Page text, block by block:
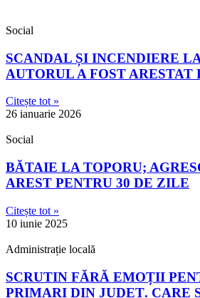
Social
SCANDAL ȘI INCENDIERE
AUTORUL A FOST ARESTAT
Citește tot »
26 ianuarie 2026
Social
BĂTAIE LA TOPORU;
AREST PENTRU 30 DE ZILE
Citește tot »
10 iunie 2025
Administrație locală
SCRUTIN FĂRĂ EMOȚII
PRIMARI DIN JUDEȚ. CARE